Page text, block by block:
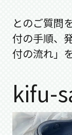
とのご質問
付の手順、
付の流れ」
kifu-